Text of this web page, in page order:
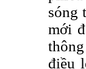
sóng
mới
điều